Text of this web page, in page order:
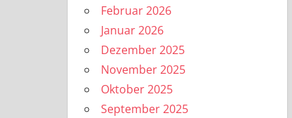
Februar 2026
Januar 2026
Dezember 2025
November 2025
Oktober 2025
September 2025